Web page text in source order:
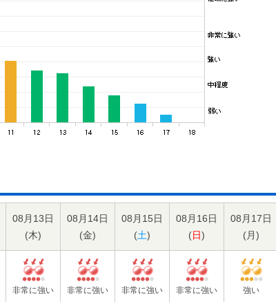
08月13日
(木)
08月14日
(金)
08月15日
(土)
08月16日
(日)
08月17日
(月)
非常に強い 非常に強い 非常に強い 非常に強い 強い